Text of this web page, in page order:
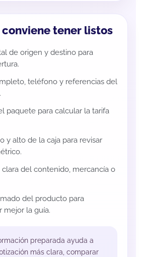
conviene tener listos
de origen y destino para
teléfono y referencias del
paquete para calcular la tarifa
y alto de la caja para revisar
clara del contenido, mercancía o
del producto para
mejor la guía.
preparada ayuda a
más clara, comparar